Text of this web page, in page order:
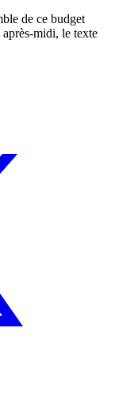
de ce budget
midi, le texte